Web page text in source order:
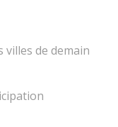
villes de demain